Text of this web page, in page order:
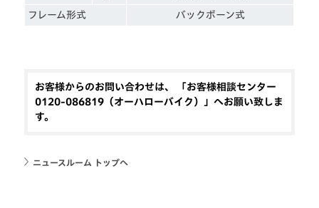
フレーム形式 バックボーン式
お客様からのお問い合わせは、 「お客様相談センター
0120-086819（オーハローバイク）」へお願い致しま
す。
ニュースルーム トップへ